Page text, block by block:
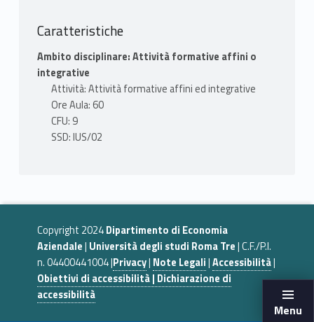
Menu
Caratteristiche
Ambito disciplinare: Attività formative affini o
integrative
Attività: Attività formative affini ed integrative
Ore Aula: 60
CFU: 9
SSD: IUS/02
Copyright 2024Dipartimento di Economia
Aziendale| Università degli studi Roma Tre| C.F./P.I.
n. 04400441004 |Privacy| Note Legali|Accessibilità|
Obiettivi di accessibilità | Dichiarazione di
accessibilità